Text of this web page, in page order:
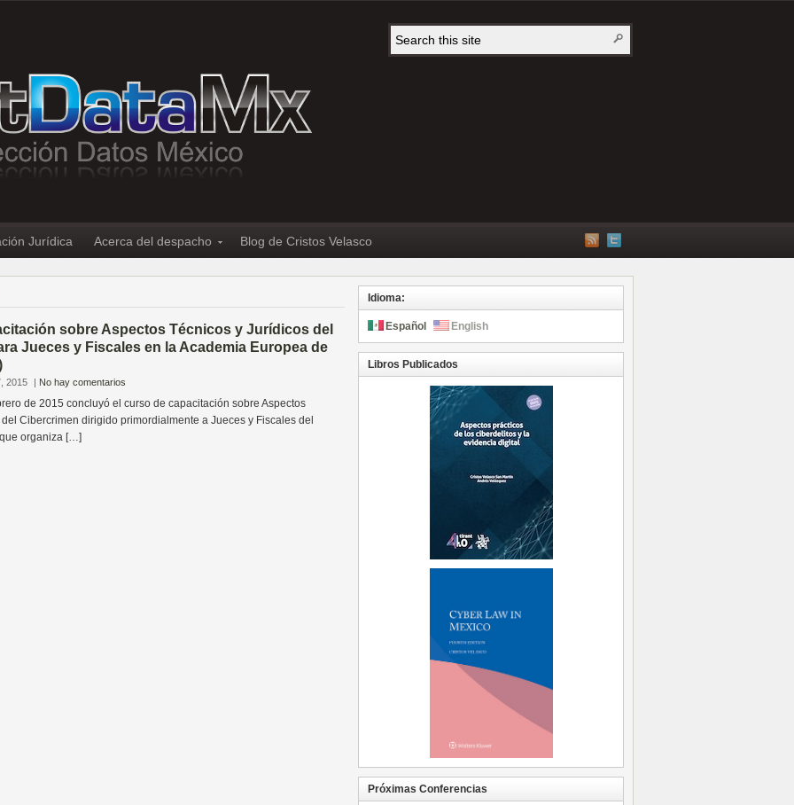
Jurídica Acerca del despacho Blog de Cristos Velasco
sobre Aspectos Técnicos y Jurídicos del
Jueces y Fiscales en la Academia Europea de
2015 | No hay comentarios
de 2015 concluyó el curso de capacitación sobre Aspectos
Cibercrimen dirigido primordialmente a Jueces y Fiscales del
organiza […]
Idioma:
Español English
Libros Publicados
Próximas Conferencias